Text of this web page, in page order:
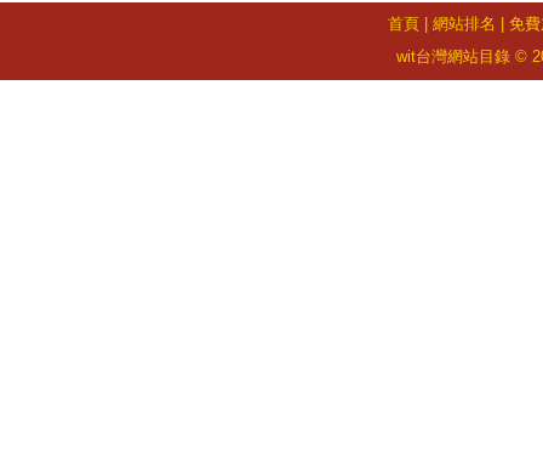
首頁| 網站排名
免
wit台灣網站目錄 ©